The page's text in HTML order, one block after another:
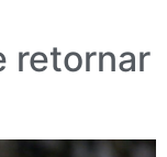
retornar